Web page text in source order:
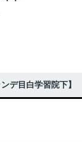
デ目白学習院下】